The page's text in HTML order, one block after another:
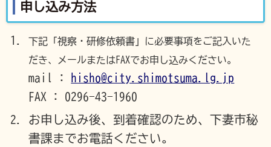
申し込み方法
下記「視察・研修依頼書」に必要事項をご記入いた
だき、メールまたはFAXでお申し込みください。
mail :
hisho@city.shimotsuma.lg.jp
FAX : 0296-43-1960
お申し込み後、到着確認のため、下妻市秘
書課までお電話ください。